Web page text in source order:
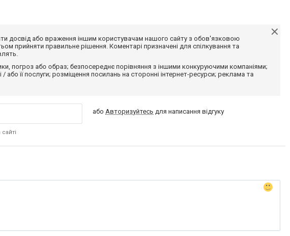
досвід або враження іншим користувачам нашого сайту з обов'язковою
прийняти правильне рішення. Коментарі призначені для спілкування та
погроз або образ; безпосереднє порівняння з іншими конкуруючими компаніями;
або її послуги; розміщення посилань на сторонні інтернет-ресурси; реклама та
абоАвторизуйтесь для написання відгуку